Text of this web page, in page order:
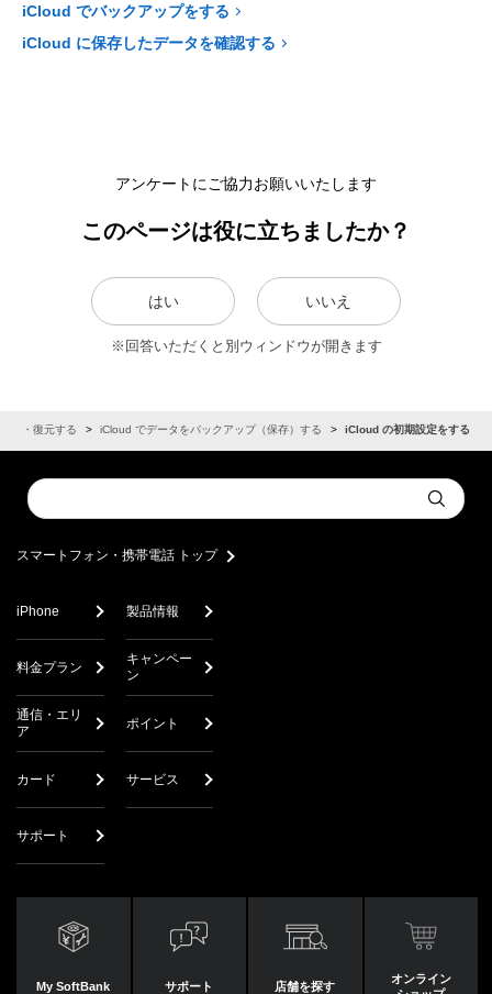
iCloud でバックアップをする
iCloud に保存したデータを確認する
アンケートにご協力お願いいたします
このページは役に立ちましたか？
はい いいえ
※回答いただくと別ウィンドウが開きます
）・復元する iCloud でデータをバックアップ（保存）する iCloud の初期設定をする
Conduct
a
Submit
スマートフォン・携帯電話 トップ
iPhone 製品情報
料金プラン
キャンペー
ン
通信・エリ
ア
ポイント
カード サービス
サポート
My SoftBank サポート 店舗を探す
オンライン